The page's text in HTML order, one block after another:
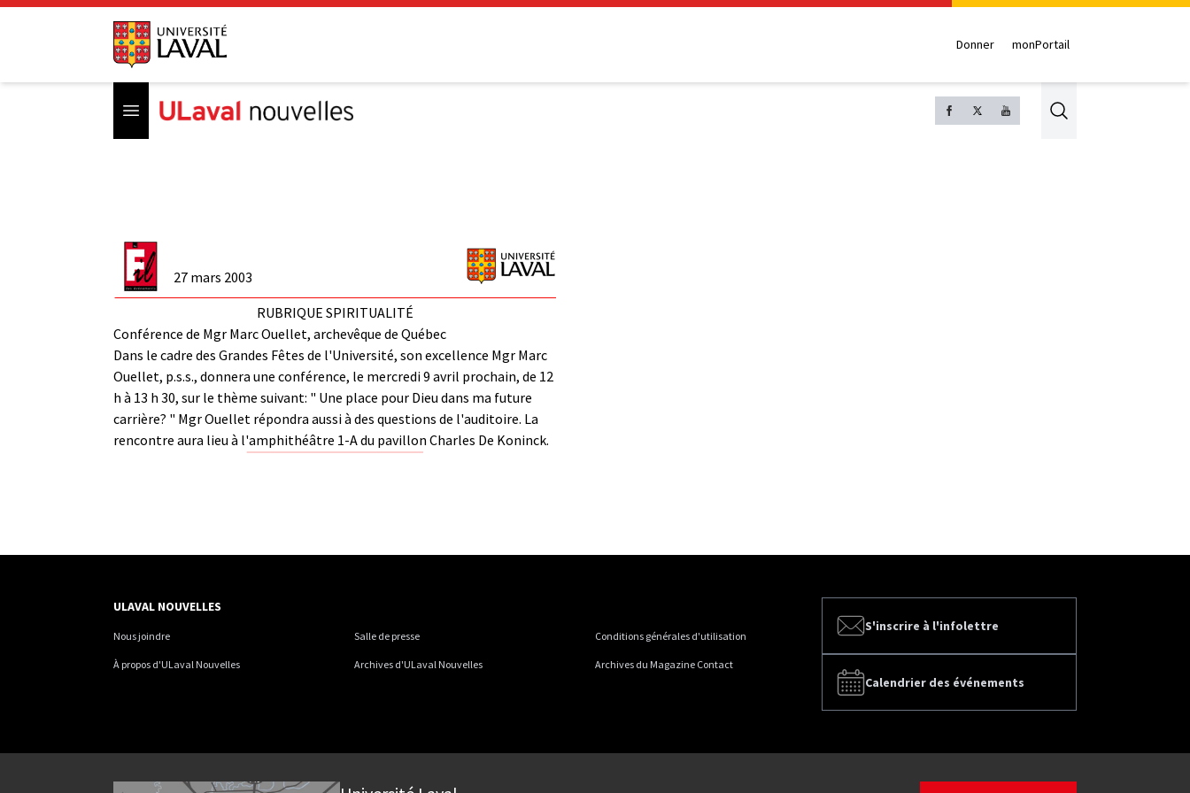
Donner monPortail
Open menu Search
27 mars 2003
RUBRIQUE SPIRITUALITÉ
Conférence de Mgr Marc Ouellet, archevêque de Québec
Dans le cadre des Grandes Fêtes de l'Université, son excellence Mgr Marc
Ouellet, p.s.s., donnera une conférence, le mercredi 9 avril prochain, de 12
h à 13 h 30, sur le thème suivant: " Une place pour Dieu dans ma future
carrière? " Mgr Ouellet répondra aussi à des questions de l'auditoire. La
rencontre aura lieu à l'amphithéâtre 1-A du pavillon Charles De Koninck.
S'inscrire à l'infolettre
Calendrier des événements
ULAVAL NOUVELLES
Nous joindre Salle de presse Conditions générales d'utilisation
À propos d'ULaval Nouvelles Archives d'ULaval Nouvelles Archives du Magazine Contact